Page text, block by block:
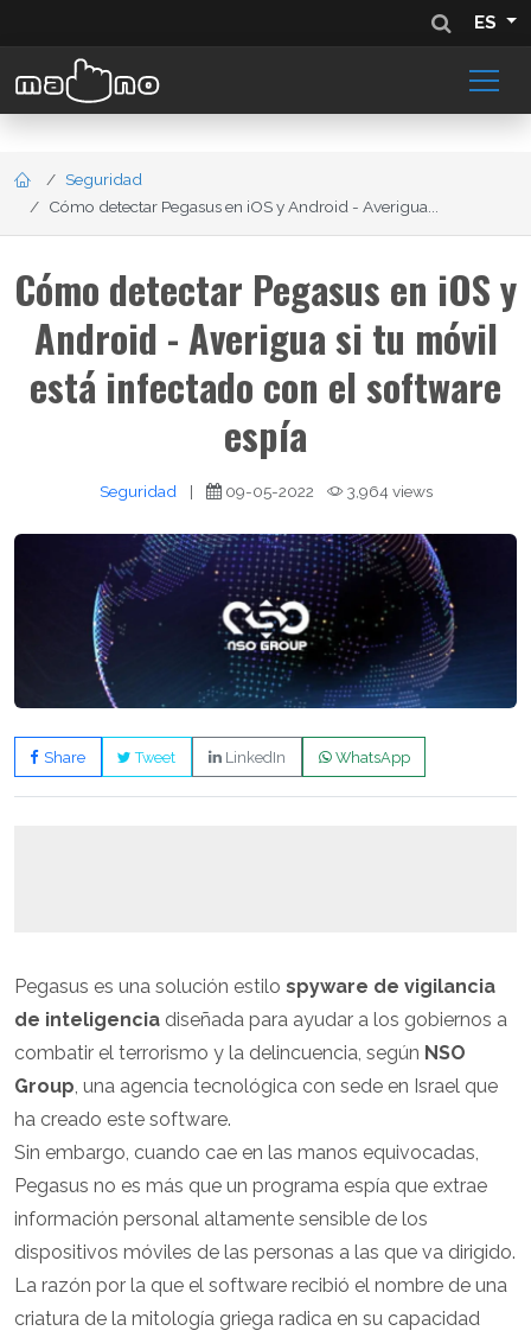
ES
Seguridad
Cómo detectar Pegasus en iOS y Android - Averigua...
Cómo detectar Pegasus en iOS y
Android - Averigua si tu móvil
está infectado con el software
espía
Seguridad | 09-05-2022 3,964 views
Share Tweet LinkedIn WhatsApp
Pegasus es una solución estilo spyware de vigilancia
de inteligencia diseñada para ayudar a los gobiernos a
combatir el terrorismo y la delincuencia, según NSO
Group, una agencia tecnológica con sede en Israel que
ha creado este software.
Sin embargo, cuando cae en las manos equivocadas,
Pegasus no es más que un programa espía que extrae
información personal altamente sensible de los
dispositivos móviles de las personas a las que va dirigido.
La razón por la que el software recibió el nombre de una
criatura de la mitología griega radica en su capacidad